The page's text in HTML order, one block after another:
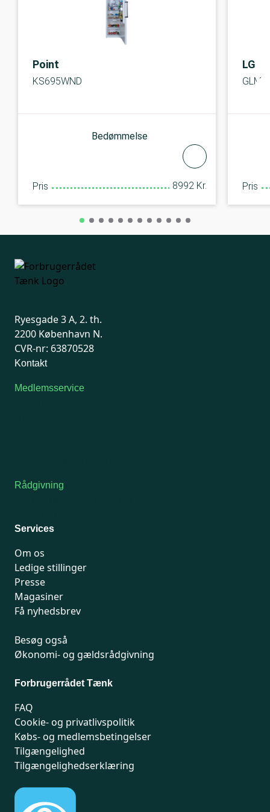
Point
KS695WND
Bedømmelse
Pris 8992 Kr.
LG
Pris
Ryesgade 3 A, 2. th.
2200 København N.
CVR-nr: 63870528
Kontakt
Medlemsservice
Rådgivning
Services
Om os
Ledige stillinger
Presse
Magasiner
Få nyhedsbrev
Besøg også
Økonomi- og gældsrådgivning
Forbrugerrådet Tænk
FAQ
Cookie- og privatlivspolitik
Købs- og medlemsbetingelser
Tilgængelighed
Tilgængelighedserklæring